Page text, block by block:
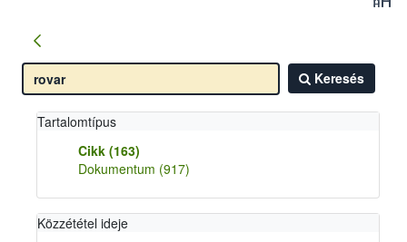
Keresés
Tartalomtípus
Cikk (163)
Dokumentum (917)
Közzététel ideje